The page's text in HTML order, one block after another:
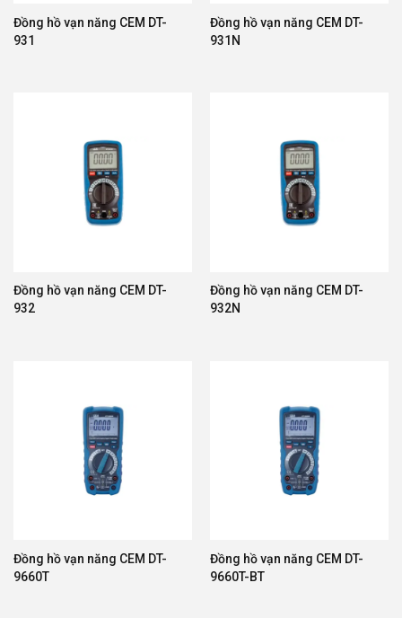
Đồng hồ vạn năng CEM DT-
931
Đồng hồ vạn năng CEM DT-
931N
Đồng hồ vạn năng CEM DT-
932
Đồng hồ vạn năng CEM DT-
932N
Đồng hồ vạn năng CEM DT-
9660T
Đồng hồ vạn năng CEM DT-
9660T-BT